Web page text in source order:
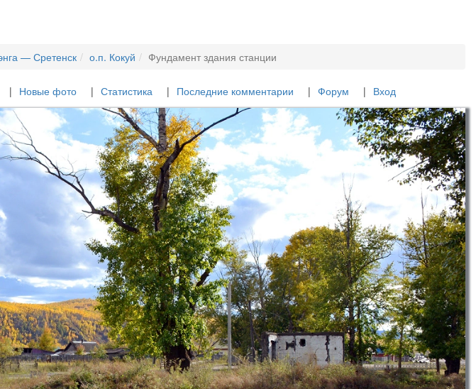
— Сретенск о.п. Кокуй Фундамент здания станции
Новые фото Статистика Последние комментарии Форум Вход